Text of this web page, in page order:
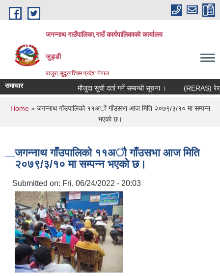
Skip to main content
जगन्नाथ गाउँपालिका,गाउँ कार्यपालिकाको कार्यालय
जुड्डी
बाजुरा,सुदूरपश्चिम प्रदेश नेपाल
समाचार मौजुदा सूची दर्ता गर्ने सम्बन्धी सूचना । (RERAS)
You are here
Home» जगन्नाथ गाँउपालिकाे ११अौ गाँउसभा आज मिति २०७९/३/१० मा सम्पन्न
भएकाे छ।
जगन्नाथ गाँउपालिकाे ११अौ गाँउसभा आज मिति
२०७९/३/१० मा सम्पन्न भएकाे छ।
Submitted on: Fri, 06/24/2022 - 20:03